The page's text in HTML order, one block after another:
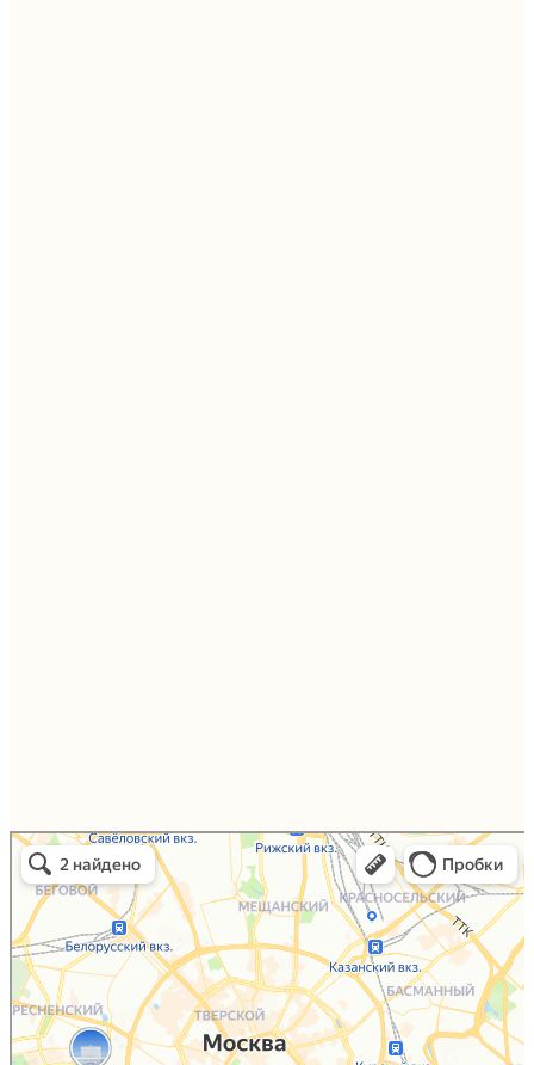
Упаковали Онлайн в Москве
Москва